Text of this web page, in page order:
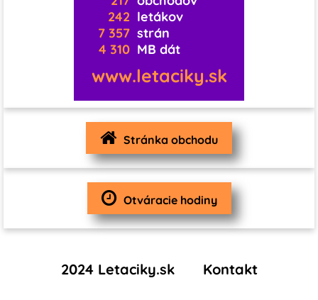
0 0 0
1 0 0
0 0 0
242 letákov
7 357 strán
4 310 MB dát
www.letaciky.sk
Stránka obchodu
Otváracie hodiny
2024 Letaciky.sk Kontakt